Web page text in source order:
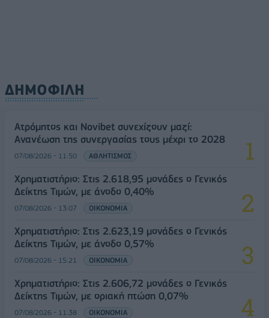
ΔΗΜΟΦΙΛΗ
Ατρόμητος και Novibet συνεχίζουν μαζί:
Ανανέωση της συνεργασίας τους μέχρι το 2028
07/08/2026 - 11:50 ΑΘΛΗΤΙΣΜΟΣ
Χρηματιστήριο: Στις 2.618,95 μονάδες ο Γενικός
Δείκτης Τιμών, με άνοδο 0,40%
07/08/2026 - 13:07 ΟΙΚΟΝΟΜΙΑ
Χρηματιστήριο: Στις 2.623,19 μονάδες ο Γενικός
Δείκτης Τιμών, με άνοδο 0,57%
07/08/2026 - 15:21 ΟΙΚΟΝΟΜΙΑ
Χρηματιστήριο: Στις 2.606,72 μονάδες ο Γενικός
Δείκτης Τιμών, με οριακή πτώση 0,07%
07/08/2026 - 11:38 ΟΙΚΟΝΟΜΙΑ